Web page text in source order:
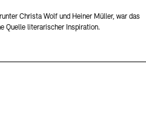
Christa Wolf und Heiner Müller, war das
Quelle literarischer Inspiration.